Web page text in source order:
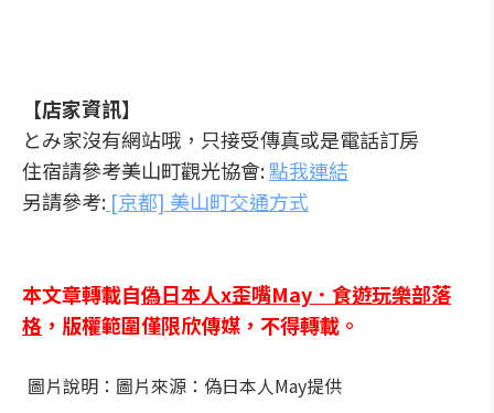
【店家資訊】
とみ家沒有網站哦，只接受傳真或是電話訂房
住宿請參考美山町觀光協會:點我連結
另請參考: [京都] 美山町交通方式
本文章轉載自偽日本人x歪嘴May．食遊玩樂部落
格 ，版權範圍僅限欣傳媒，不得轉載。
圖片說明：圖片來源：偽日本人May提供